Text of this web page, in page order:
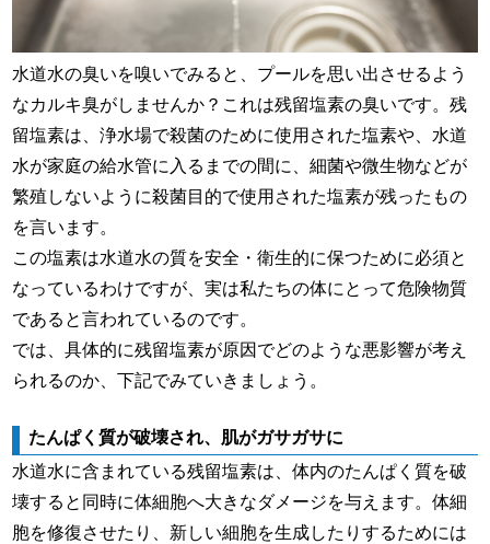
水道水の臭いを嗅いでみると、プールを思い出させるよう
なカルキ臭がしませんか？これは残留塩素の臭いです。残
留塩素は、浄水場で殺菌のために使用された塩素や、水道
水が家庭の給水管に入るまでの間に、細菌や微生物などが
繁殖しないように殺菌目的で使用された塩素が残ったもの
を言います。
この塩素は水道水の質を安全・衛生的に保つために必須と
なっているわけですが、実は私たちの体にとって危険物質
であると言われているのです。
では、具体的に残留塩素が原因でどのような悪影響が考え
られるのか、下記でみていきましょう。
たんぱく質が破壊され、肌がガサガサに
水道水に含まれている残留塩素は、体内のたんぱく質を破
壊すると同時に体細胞へ大きなダメージを与えます。体細
胞を修復させたり、新しい細胞を生成したりするためには